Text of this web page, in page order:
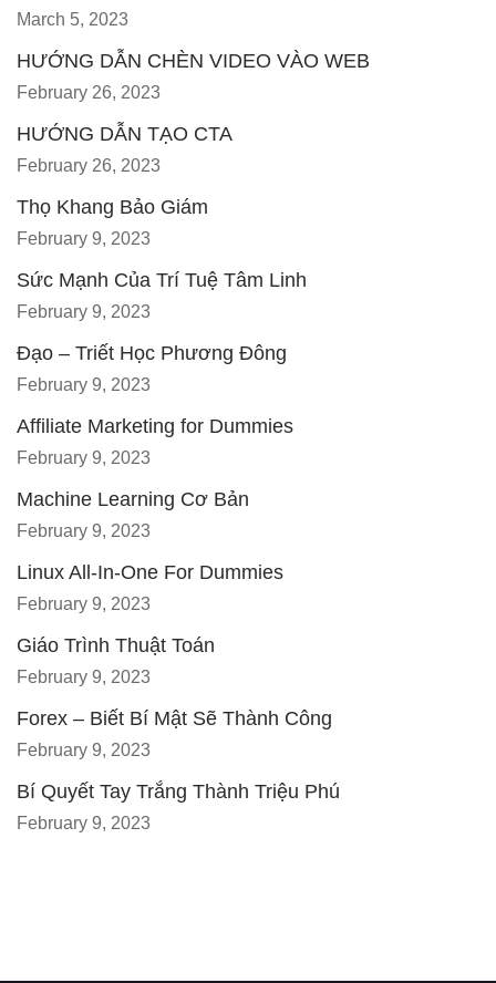
March 5, 2023
HƯỚNG DẪN CHÈN VIDEO VÀO WEB
February 26, 2023
HƯỚNG DẪN TẠO CTA
February 26, 2023
Thọ Khang Bảo Giám
February 9, 2023
Sức Mạnh Của Trí Tuệ Tâm Linh
February 9, 2023
Đạo – Triết Học Phương Đông
February 9, 2023
Affiliate Marketing for Dummies
February 9, 2023
Machine Learning Cơ Bản
February 9, 2023
Linux All-In-One For Dummies
February 9, 2023
Giáo Trình Thuật Toán
February 9, 2023
Forex – Biết Bí Mật Sẽ Thành Công
February 9, 2023
Bí Quyết Tay Trắng Thành Triệu Phú
February 9, 2023